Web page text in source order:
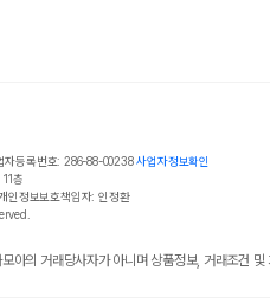
자등록번호: 286-88-00238 사업자정보확인
층
인정보보호책임자: 인정환
아의 거래당사자가 아니며 상품정보, 거래조건